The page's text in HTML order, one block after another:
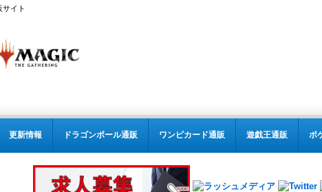
イト
更新情報 ドラゴンボール通販 ワンピカード通販 遊戯王通販 ポ